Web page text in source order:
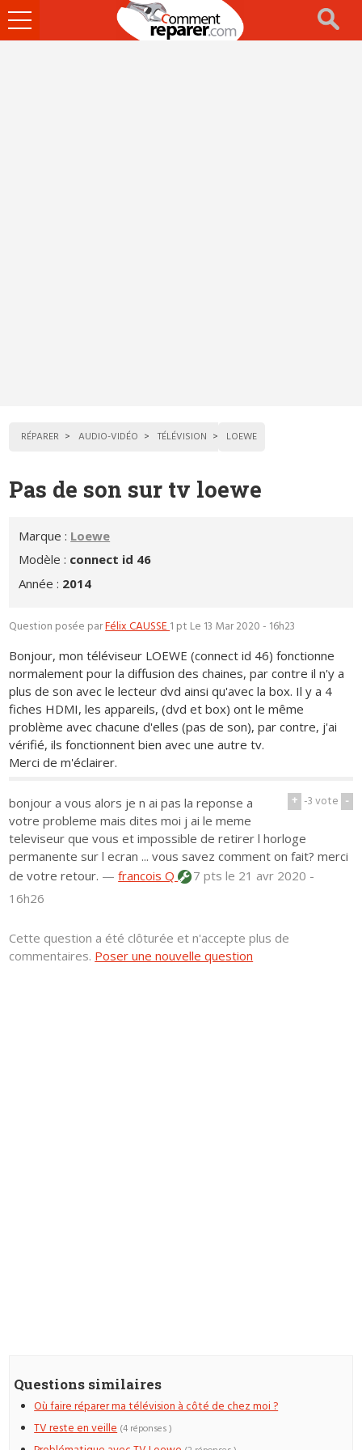
Ouvrir
le
RÉPARER AUDIO-VIDÉO TÉLÉVISION LOEWE
Pas de son sur tv loewe
Marque : Loewe
Modèle : connect id 46
Année : 2014
Question posée parFélix CAUSSE1 pt Le 13 Mar 2020 - 16h23
Bonjour, mon téléviseur LOEWE (connect id 46) fonctionne
normalement pour la diffusion des chaines, par contre il n'y a
plus de son avec le lecteur dvd ainsi qu'avec la box. Il y a 4
fiches HDMI, les appareils, (dvd et box) ont le même
problème avec chacune d'elles (pas de son), par contre, j'ai
vérifié, ils fonctionnent bien avec une autre tv.
Merci de m'éclairer.
+ -3vote -
bonjour a vous alors je n ai pas la reponse a
votre probleme mais dites moi j ai le meme
televiseur que vous et impossible de retirer l horloge
permanente sur l ecran ... vous savez comment on fait? merci
de votre retour. —francois Q 7 ptsle 21 avr 2020 -
16h26
Cette question a été clôturée et n'accepte plus de
commentaires. Poser une nouvelle question
Questions similaires
Où faire réparer ma télévision à côté de chez moi ?
TV reste en veille (4 réponses )